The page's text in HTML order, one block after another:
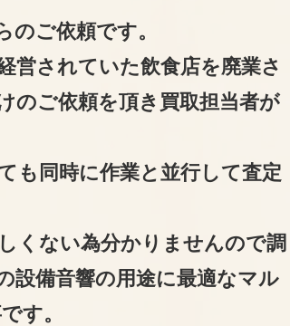
ご依頼です。
営されていた飲食店を廃業さ
のご依頼を頂き買取担当者が
も同時に作業と並行して査定
くない為分かりませんので調
設備音響の用途に最適なマル
す。